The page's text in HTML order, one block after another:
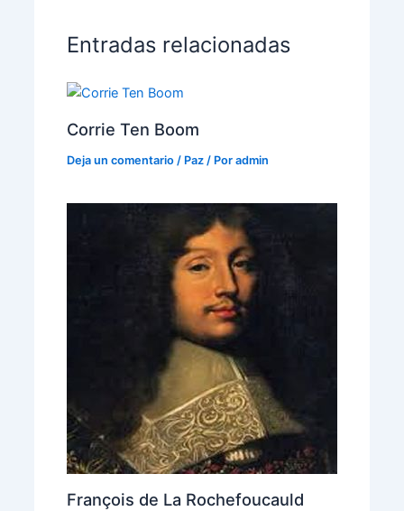
Entradas relacionadas
Corrie Ten Boom
Deja un comentario / Paz / Por admin
François de La Rochefoucauld